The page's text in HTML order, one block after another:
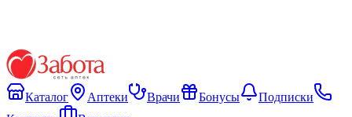
Каталог Аптеки Врачи Бонусы
Подписки